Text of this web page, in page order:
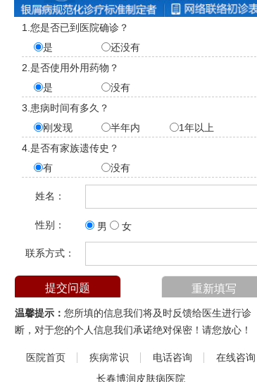
1.您是否已到医院确诊？
是
还没有
2.是否使用外用药物？
是
没有
3.患病时间有多久？
刚发现
半年内
1年以上
4.是否有家族遗传史？
有
没有
姓名：
性别： 男 女
联系方式：
温馨提示： 您所填的信息我们将及时反馈给医生进行诊
断，对于您的个人信息我们承诺绝对保密！请您放心！
医院首页 疾病常识 电话咨询
在线咨询
长春博润皮肤病医院